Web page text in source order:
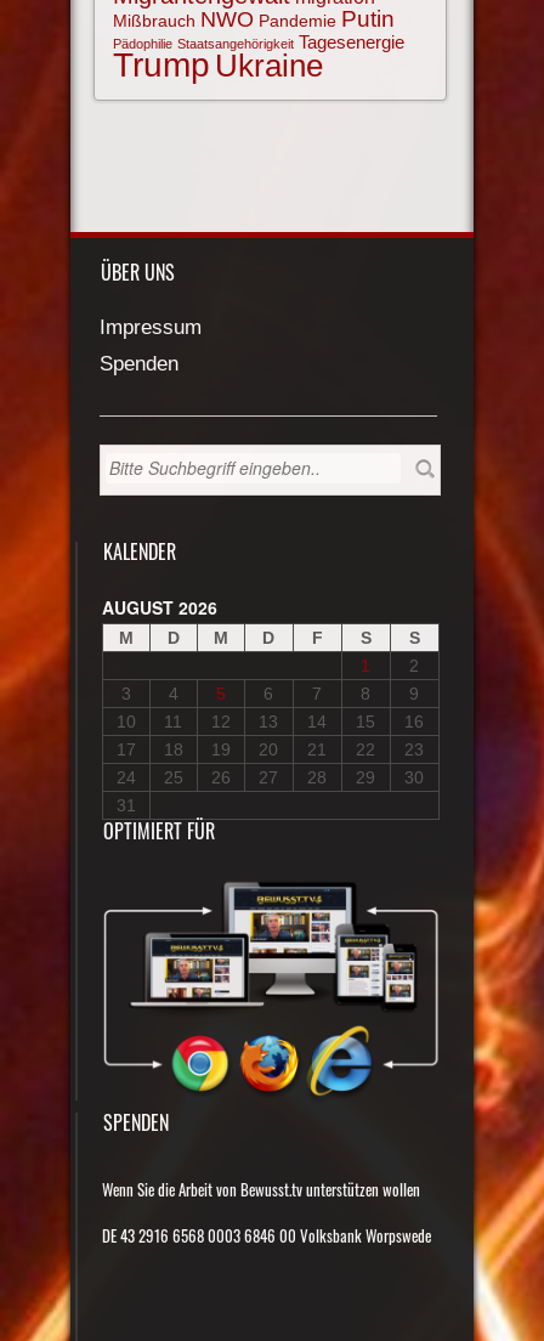
Mißbrauch NWO Pandemie Putin
Pädophilie Staatsangehörigkeit Tagesenergie
Trump Ukraine
ÜBER UNS
Impressum
Spenden
KALENDER
AUGUST 2026
M D M D F S
S
1
2
3
4 5 6 7 8
9
10
11 12 13 14 15
16
17
18 19 20 21 22
23
24
25 26 27 28 29
30
31
OPTIMIERT FÜR
SPENDEN
Wenn Sie die Arbeit von Bewusst.tv unterstützen wollen
DE 43 2916 6568 0003 6846 00 Volksbank Worpswede